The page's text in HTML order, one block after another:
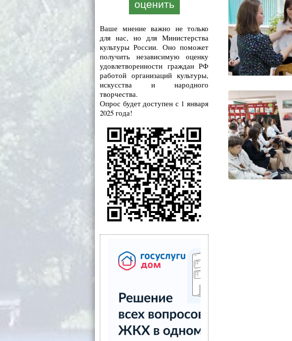
оценить
Ваше мнение важно не только
для нас, но для Министерства
культуры России. Оно поможет
получить независимую оценку
удовлетворенности граждан РФ
работой организаций культуры,
искусства и народного
творчества.
Опрос будет доступен с 1 января
2025 года!